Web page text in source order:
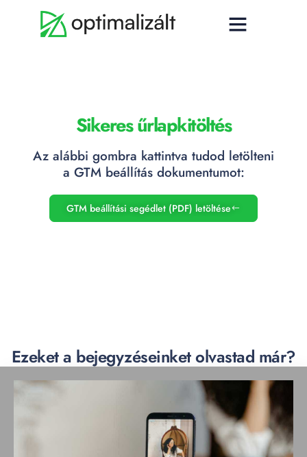
Sikeres űrlapkitöltés
Az alábbi gombra kattintva tudod letölteni
a GTM beállítás dokumentumot:
GTM beállítási segédlet (PDF) letöltése
Ezeket a bejegyzéseinket olvastad már?